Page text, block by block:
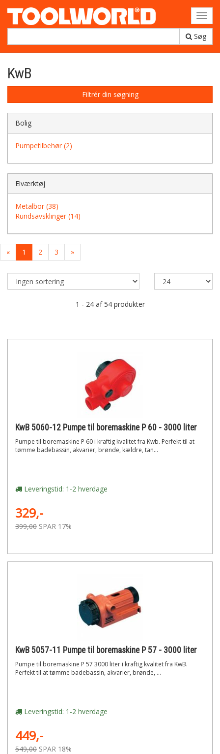
Søg
KwB
Filtrér din søgning
Bolig
Pumpetilbehør (2)
Elværktøj
Metalbor (38)
Rundsavsklinger (14)
« 1 2 3 »
1 - 24 af 54 produkter
KwB 5060-12 Pumpe til boremaskine P 60 - 3000 liter
Pumpe til boremaskine P 60 i kraftig kvalitet fra Kwb. Perfekt til at
tømme badebassin, akvarier, brønde, kældre, tan...
Leveringstid: 1-2 hverdage
329,-
399,00 SPAR 17%
KwB 5057-11 Pumpe til boremaskine P 57 - 3000 liter
Pumpe til boremaskine P 57 3000 liter i kraftig kvalitet fra KwB.
Perfekt til at tømme badebassin, akvarier, brønde, ...
Leveringstid: 1-2 hverdage
449,-
549,00 SPAR 18%